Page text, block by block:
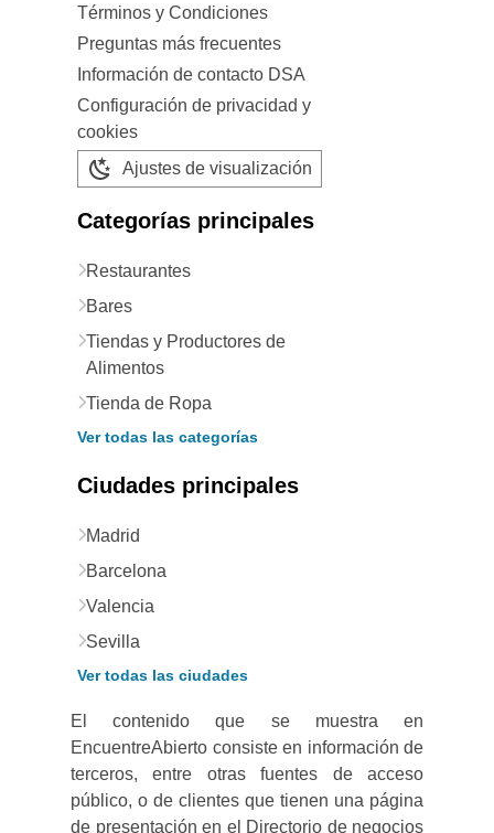
Términos y Condiciones
Preguntas más frecuentes
Información de contacto DSA
Configuración de privacidad y
cookies
Ajustes de visualización
Categorías principales
Restaurantes
Bares
Tiendas y Productores de
Alimentos
Tienda de Ropa
Ver todas las categorías
Ciudades principales
Madrid
Barcelona
Valencia
Sevilla
Ver todas las ciudades
El contenido que se muestra en
EncuentreAbierto consiste en información de
terceros, entre otras fuentes de acceso
público, o de clientes que tienen una página
de presentación en el Directorio de negocios